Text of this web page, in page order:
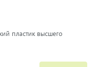
пластик высшего